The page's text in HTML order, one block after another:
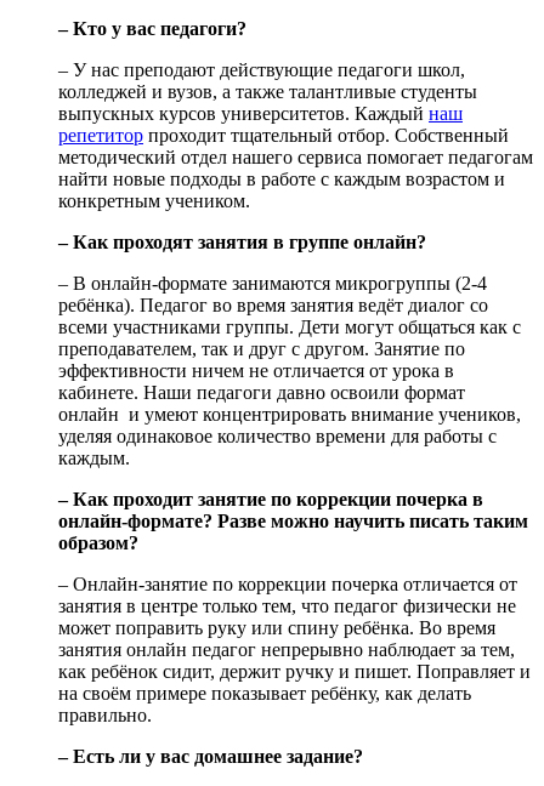
– Кто у вас педагоги?
– У нас преподают действующие педагоги школ,
колледжей и вузов, а также талантливые студенты
выпускных курсов университетов. Каждый наш
репетитор проходит тщательный отбор. Собственный
методический отдел нашего сервиса помогает педагогам
найти новые подходы в работе с каждым возрастом и
конкретным учеником.
– Как проходят занятия в группе онлайн?
– В онлайн-формате занимаются микрогруппы (2-4
ребёнка). Педагог во время занятия ведёт диалог со
всеми участниками группы. Дети могут общаться как с
преподавателем, так и друг с другом. Занятие по
эффективности ничем не отличается от урока в
кабинете. Наши педагоги давно освоили формат
онлайн и умеют концентрировать внимание учеников,
уделяя одинаковое количество времени для работы с
каждым.
– Как проходит занятие по коррекции почерка в
онлайн-формате? Разве можно научить писать таким
образом?
– Онлайн-занятие по коррекции почерка отличается от
занятия в центре только тем, что педагог физически не
может поправить руку или спину ребёнка. Во время
занятия онлайн педагог непрерывно наблюдает за тем,
как ребёнок сидит, держит ручку и пишет. Поправляет и
на своём примере показывает ребёнку, как делать
правильно.
– Есть ли у вас домашнее задание?